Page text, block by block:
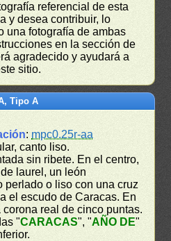
referencial de esta
y desea contribuir, lo
una fotografía de ambas
en la sección de
agradecido y ayudará a
sitio.
Tipo A
: mpc0.25r-aa
canto liso.
sin ribete. En el centro,
laurel, un león
perlado o liso con una cruz
el escudo de Caracas. En
corona real de cinco puntas.
"CARACAS", "AÑO DE"